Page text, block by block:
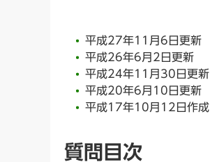
平成27年11月6日更新
平成26年6月2日更新
平成24年11月30日更新
平成20年6月10日更新
平成17年10月12日作成
質問目次